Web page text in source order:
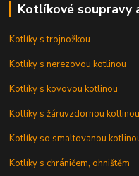
Kotlíkové soupravy
Kotlíky s trojnožkou
Kotlíky s nerezovou kotlinou
Kotlíky s kovovou kotlinou
Kotlíky s žáruvzdornou kotlinou
Kotlíky so smaltovanou
Kotlíky s chráničem, ohništěm